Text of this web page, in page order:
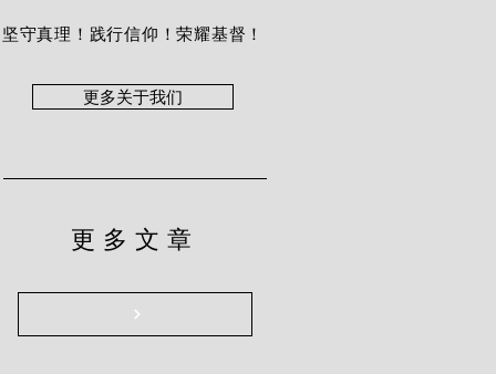
坚守真理！践行信仰！荣耀基督！
更多关于我们
更多文章